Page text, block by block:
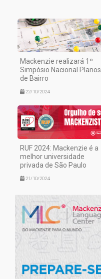
Mackenzie realizará 1º
Simpósio Nacional Planos
de Bairro
22/10/2024
RUF 2024: Mackenzie é a
melhor universidade
privada de São Paulo
21/10/2024